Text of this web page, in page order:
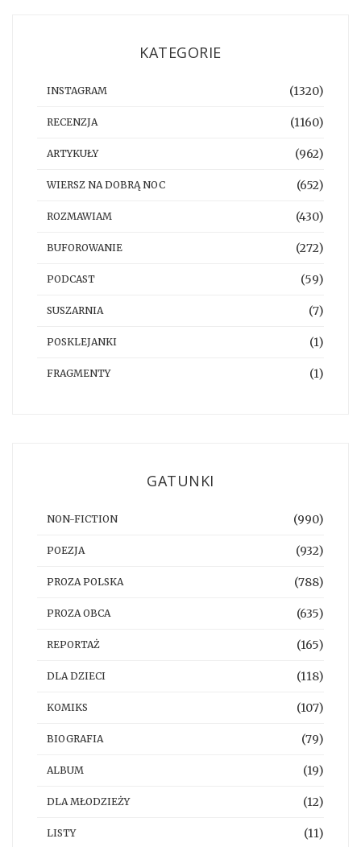
KATEGORIE
INSTAGRAM (1320)
RECENZJA (1160)
ARTYKUŁY (962)
WIERSZ NA DOBRĄ NOC (652)
ROZMAWIAM (430)
BUFOROWANIE (272)
PODCAST (59)
SUSZARNIA (7)
POSKLEJANKI (1)
FRAGMENTY (1)
GATUNKI
NON-FICTION (990)
POEZJA (932)
PROZA POLSKA (788)
PROZA OBCA (635)
REPORTAŻ (165)
DLA DZIECI (118)
KOMIKS (107)
BIOGRAFIA (79)
ALBUM (19)
DLA MŁODZIEŻY (12)
LISTY (11)